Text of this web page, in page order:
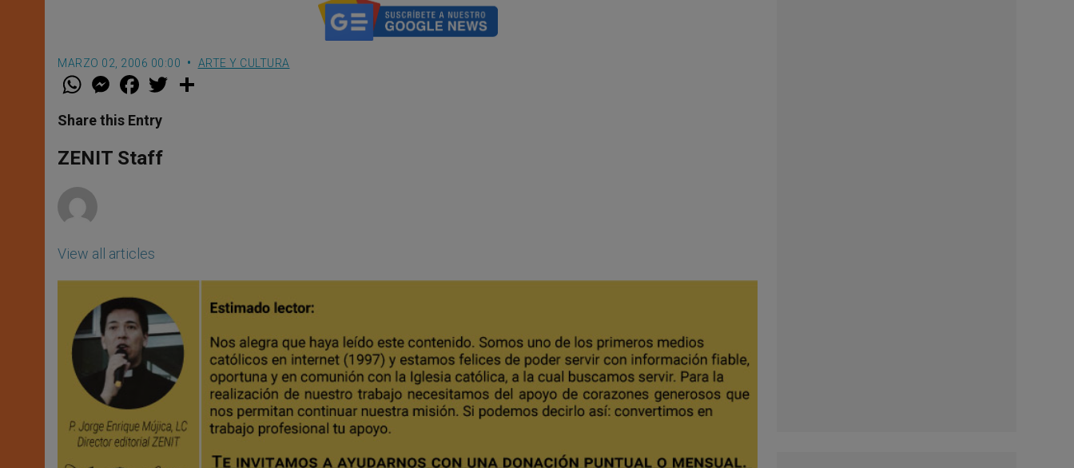
MARZO 02, 2006 00:00 ARTE Y CULTURA
W
t
s
p
p
M
e
s
e
g
e
F
a
e
b
o
k
w
Share this Entry
ZENIT Staff
View all articles